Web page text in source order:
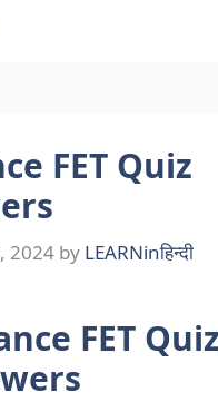
FET Quiz
2024 by LEARNinहिन्दी
FET Quiz